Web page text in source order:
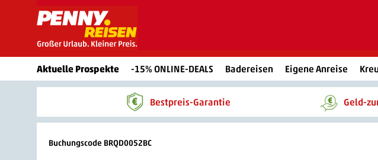
Aktuelle Prospekte -15% ONLINE-DEALS Badereisen Eigene Anreise
Bestpreis-Garantie Geld-
Buchungscode BRQD0052BC